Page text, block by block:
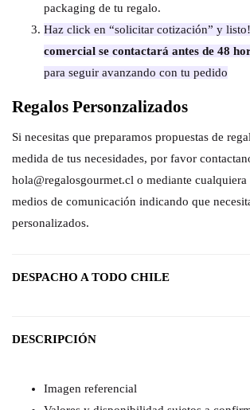
packaging de tu regalo.
Haz click en “solicitar cotización” y listo!
comercial se contactará antes de 48
para seguir avanzando con tu pedido
Regalos Personzalizados
Si necesitas que preparamos propuestas de
medida de tus necesidades, por favor
hola@regalosgourmet.cl o mediante cualquiera
medios de comunicación indicando que
personalizados.
DESPACHO A TODO CHILE
DESCRIPCIÓN
Imagen referencial